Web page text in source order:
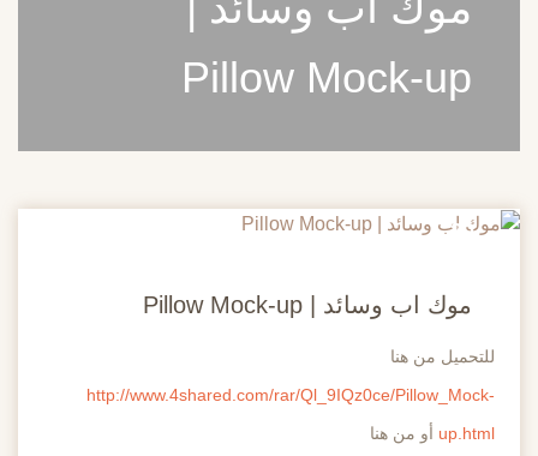
Pillow Mock-up
20
موك اب وسائد | Pillow Mock-up
للتحميل من هنا
http://www.4shared.com/rar/Ql_9IQz0ce/Pillow_Mock-
up.html أو من هنا